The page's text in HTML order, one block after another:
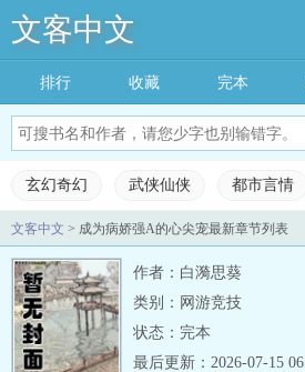
文客中文
排行 收藏 完本
玄幻奇幻 武侠仙侠 都市言情
玄幻奇幻 武侠仙侠 都
科幻灵异 网游竞技
排行榜 收藏榜单
文客中文 > 成为病娇强A的心尖宠最新章节列表
作者：白漪思葵
类别：网游竞技
状态：完本
最后更新：2026-07-15